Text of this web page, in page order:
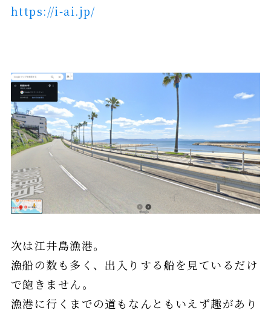
https://i-ai.jp/
次は江井島漁港。
漁船の数も多く、出入りする船を見ているだけ
で飽きません。
漁港に行くまでの道もなんともいえず趣があり